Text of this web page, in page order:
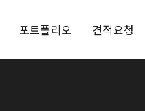
포트폴리오 견적요청